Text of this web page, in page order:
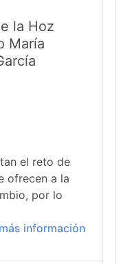
la Hoz
María
el reto de
ofrecen a la
por lo
más información